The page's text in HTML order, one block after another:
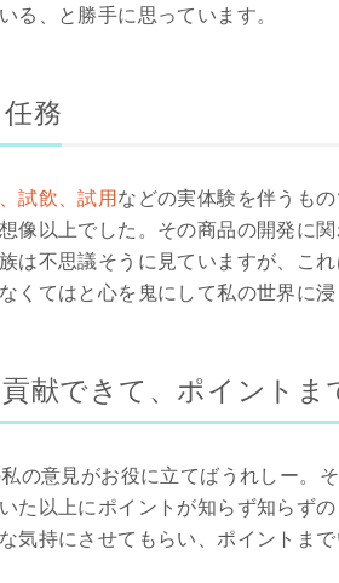
る、と勝手に思っています。
務
試飲、試用 などの実体験を伴うも
像以上でした。その商品の開発に
は不思議そうに見ていますが、こ
くてはと心を鬼にして私の世界に浸
献できて、ポイントま
の意見がお役に立てばうれしー。
た以上にポイントが知らず知らず
気持にさせてもらい、ポイントま